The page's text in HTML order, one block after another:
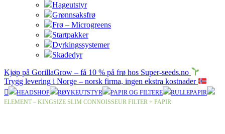
Hageutstyr
Grønnsaksfrø
Frø – Microgreens
Startpakker
Dyrkingssystemer
Skadedyr
Kjøp på GorillaGrow – få 10 % på frø hos Super-seeds.no
Trygg levering i Norge – norsk firma, ingen ekstra kostnader
HEADSHOP RØYKEUTSTYR PAPIR OG FILTERE
RULLEPAPIR
ELEMENT – KINGSIZE SLIM CONNOISSEUR FILTER + PAPIR